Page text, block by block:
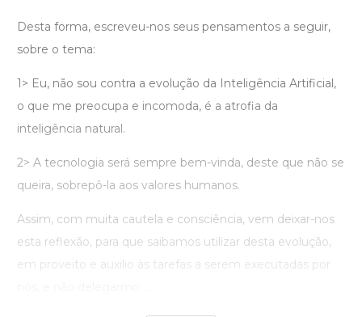
Desta forma, escreveu-nos seus pensamentos a seguir,
sobre o tema:
1> Eu, não sou contra a evolução da Inteligência Artificial,
o que me preocupa e incomoda, é a atrofia da
inteligência natural.
2> A tecnologia será sempre bem-vinda, deste que não se
queira, sobrepô-la aos valores humanos.
Assim, com muita cautela e consciência, vem deixar-nos
esta reflexão, para que saibamos utilizar desta evolução,
em proveito e auxilio às tarefas a serem executadas por